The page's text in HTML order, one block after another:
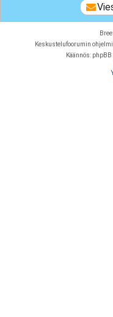
Keskustelufoorumin
Käännös: